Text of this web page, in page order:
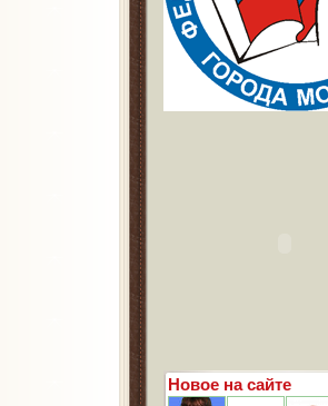
Новое на сайте